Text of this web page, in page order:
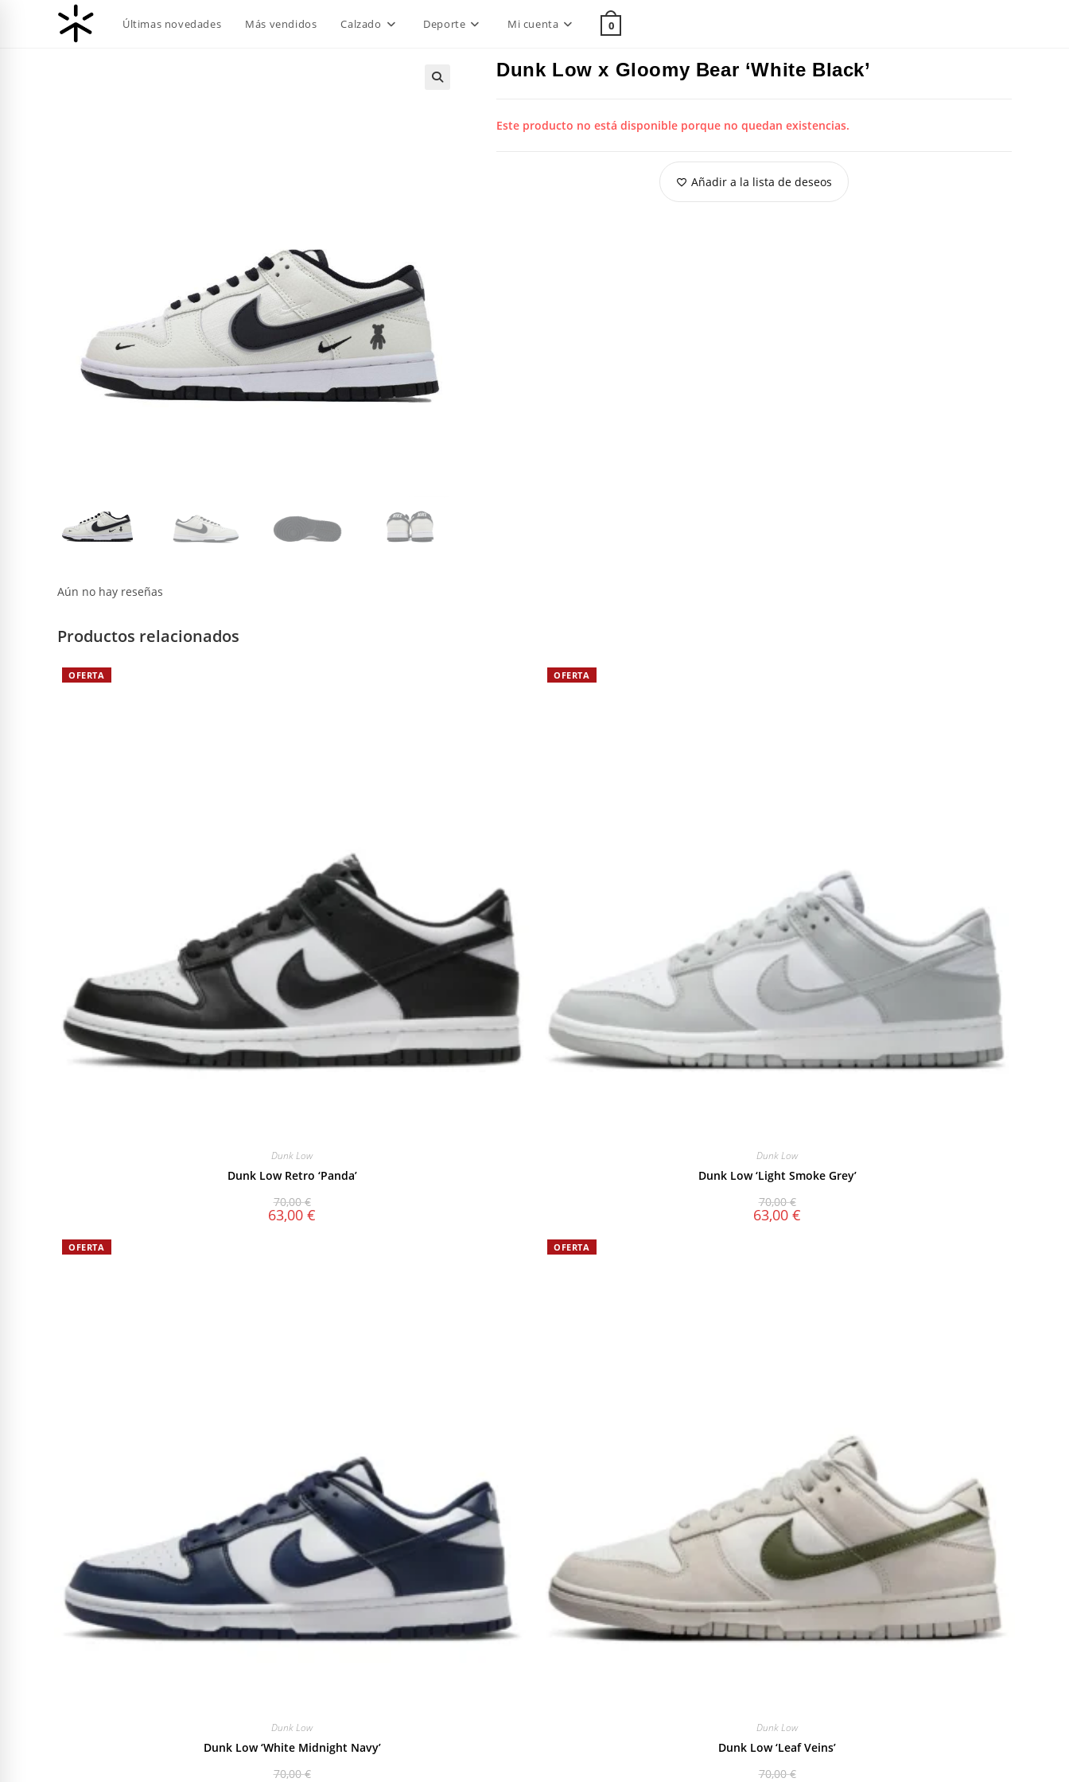
Últimas novedades Más vendidos Calzado Deporte Mi cuenta 0
Dunk Low x Gloomy Bear ‘White Black’
Este producto no está disponible porque no quedan existencias.
Añadir a la lista de deseos
Aún no hay reseñas
Productos relacionados
OFERTA
Dunk Low
Dunk Low Retro ‘Panda’
70,00€
63,00 €
OFERTA
Dunk Low
Dunk Low ‘Light Smoke Grey’
70,00€
63,00 €
OFERTA
Dunk Low
Dunk Low ‘White Midnight Navy’
70,00€
OFERTA
Dunk Low
Dunk Low ‘Leaf Veins’
70,00€